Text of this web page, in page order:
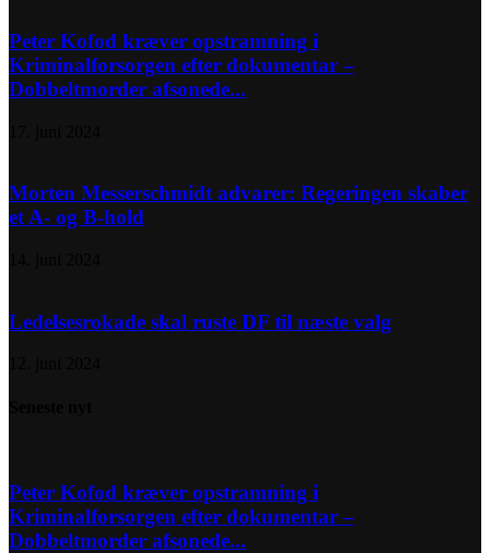
Peter Kofod kræver opstramning i
Kriminalforsorgen efter dokumentar –
Dobbeltmorder afsonede...
Morten Messerschmidt advarer: Regeringen skaber
et A- og B-hold
Ledelsesrokade skal ruste DF til næste valg
Peter Kofod kræver opstramning i
Kriminalforsorgen efter dokumentar –
Dobbeltmorder afsonede...